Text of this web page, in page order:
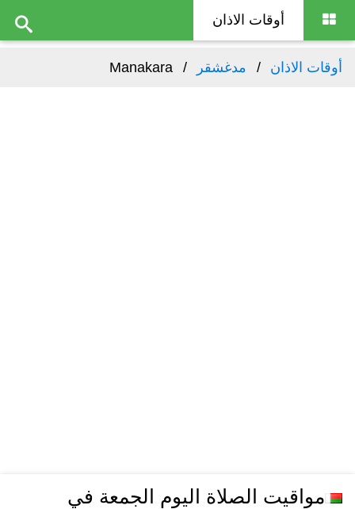
أوقات الاذان
أوقات الاذان مدغشقر Manakara
مواقيت الصلاة اليوم الجمعة في